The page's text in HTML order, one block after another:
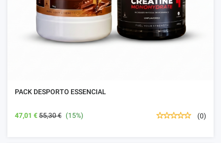
PACK DESPORTO ESSENCIAL
47,01 €55,30 € (15%) (0)